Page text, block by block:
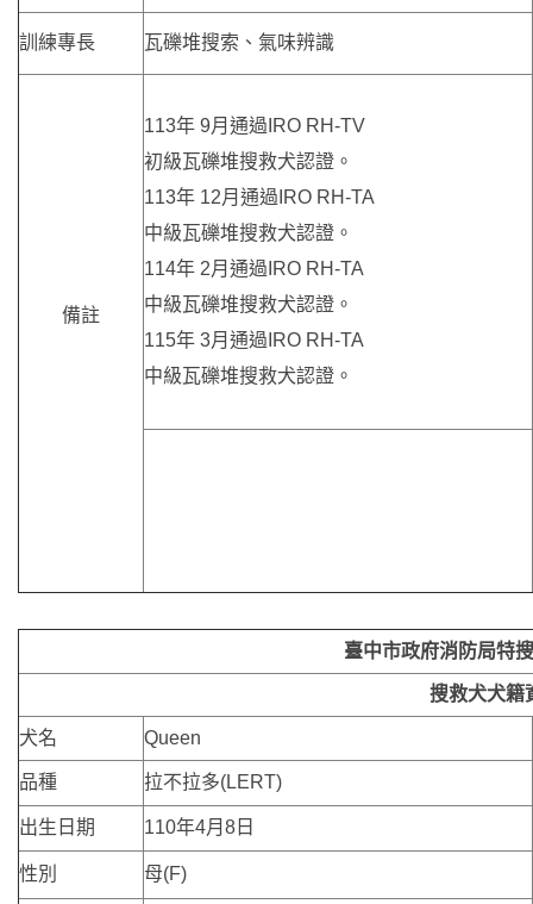
訓練專長 瓦礫堆搜索、氣味辨識
備註
113年 9月通過IRO RH-TV
初級瓦礫堆搜救犬認證。
113年 12月通過IRO RH-TA
中級瓦礫堆搜救犬認證。
114年 2月通過IRO RH-TA
中級瓦礫堆搜救犬認證。
115年 3月通過IRO RH-TA
中級瓦礫堆搜救犬認證。
臺中市政府消防局特
搜救犬犬籍
犬名 Queen
品種 拉不拉多(LERT)
出生日期 110年4月8日
性別 母(F)